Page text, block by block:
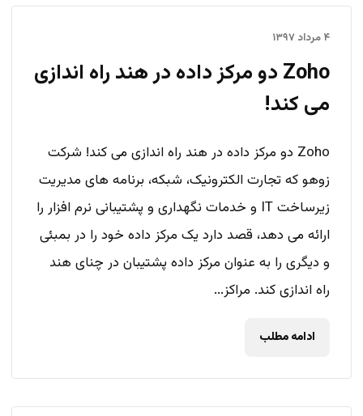
۴ مرداد ۱۳۹۷
Zoho دو مرکز داده در هند راه اندازی
می کند!
Zoho دو مرکز داده در هند راه اندازی می کند! شرکت
زوهو که تجارت الکترونیک، شبکه، برنامه های مدیریت
زیرساخت IT و خدمات نگهداری و پشتیبانی نرم افزار را
ارائه می دهد، قصد دارد یک مرکز داده خود را در بمبئی
و دیگری را به عنوان مرکز داده پشتیبان در چنای هند
راه اندازی کند. مراکز...
ادامه مطلب